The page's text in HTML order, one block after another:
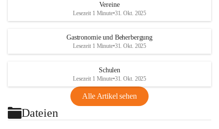
Vereine
Lesezeit 1 Minute•31. Okt. 2025
Gastronomie und Beherbergung
Lesezeit 1 Minute•31. Okt. 2025
Schulen
Lesezeit 1 Minute•31. Okt. 2025
Alle Artikel sehen
Dateien